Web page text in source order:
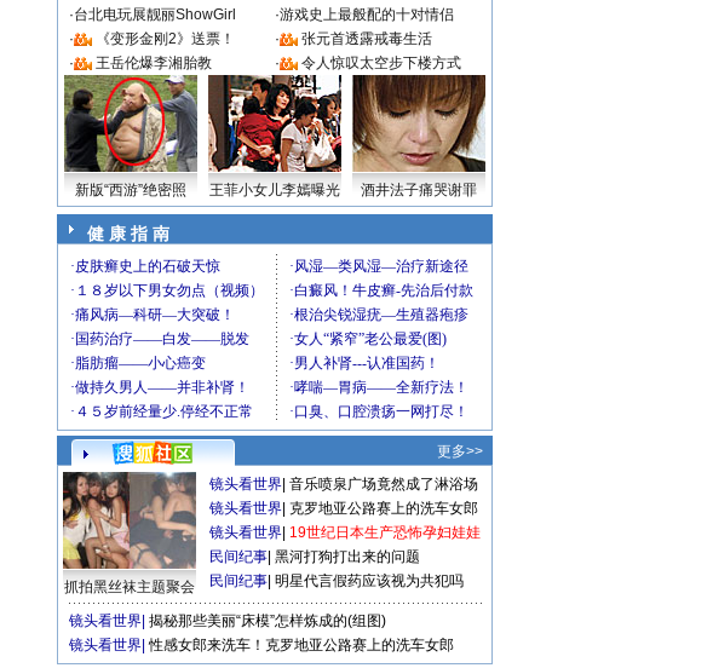
·台北电玩展靓丽ShowGirl ·游戏史上最般配的十对情侣
·
《变形金刚2》送票！ ·
张元首透露戒毒生活
·
王岳伦爆李湘胎教 · 令人惊叹太空步下楼方式
新版“西游”绝密照 王菲小女儿李嫣曝光 酒井法子痛哭谢罪
健 康 指 南
更多>>
抓拍黑丝袜主题聚会
镜头看世界 音乐喷泉广场竟然成了淋浴场
镜头看世界 克罗地亚公路赛上的洗车女郎
镜头看世界 19世纪日本生产恐怖孕妇娃娃
民间纪事 黑河打狗打出来的问题
民间纪事 明星代言假药应该视为共犯吗
镜头看世界 揭秘那些美丽“床模”怎样炼成的(组图)
镜头看世界 性感女郎来洗车！克罗地亚公路赛上的洗车女郎